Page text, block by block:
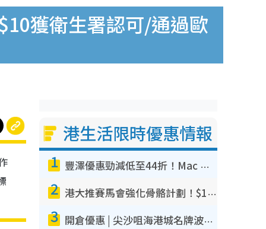
獲衛生署認可/通過歐
港生活限時優惠情報
1 豐澤優惠勁減低至44折！Mac mini/iPhone17Pro大減價！廚房家電$220起
2 港大推賽馬會強化骨骼計劃！$100骨質密度X光檢查 完成免費運動訓練送超市禮券！附參加資格
3 開倉優惠 | 尖沙咀海港城名牌波鞋開倉低至1折！On鞋$899起／Joy&Peace鞋履$98起